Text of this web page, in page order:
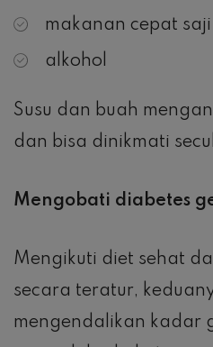
makanan cepat saji
alkohol
Susu dan buah
dan bisa dinikmati
Mengobati diabetes
Mengikuti diet sehat
secara teratur,
mengendalikan kadar